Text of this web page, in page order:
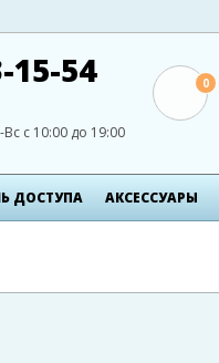
15-54
Вс с 10:00 до 19:00
0
ДОСТУПА АКСЕСCУАРЫ